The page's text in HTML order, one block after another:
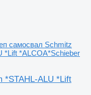
самосвал Schmitz
*Lift *ALCOA*Schieber
*STAHL-ALU *Lift